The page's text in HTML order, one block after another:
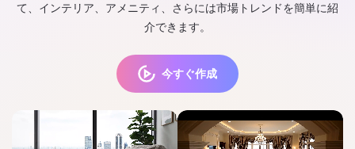
て、インテリア、アメニティ、さらには市場トレンドを簡単に紹
介できます。
今すぐ作成